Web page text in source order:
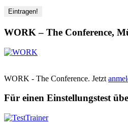
WORK – The Conference,
WORK - The Conference. Jetzt
Für einen Einstellungstest